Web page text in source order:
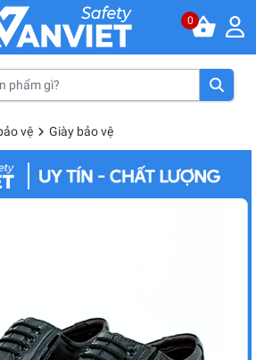
0
vệ Giày bảo vệ